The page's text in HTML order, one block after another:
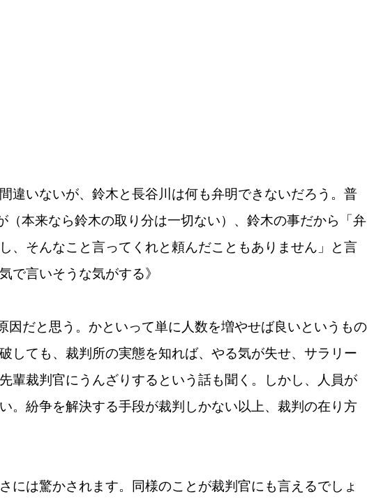
違いないが、鈴木と長谷川は何も弁明できないだろう。普
本来なら鈴木の取り分は一切ない）、鈴木の事だから「弁
、そんなこと言ってくれと頼んだこともありません」と言
で言いそうな気がする》
因だと思う。かといって単に人数を増やせば良いというもの
しても、裁判所の実態を知れば、やる気が失せ、サラリー
輩裁判官にうんざりするという話も聞く。しかし、人員が
。紛争を解決する手段が裁判しかない以上、裁判の在り方
には驚かされます。同様のことが裁判官にも言えるでしょ